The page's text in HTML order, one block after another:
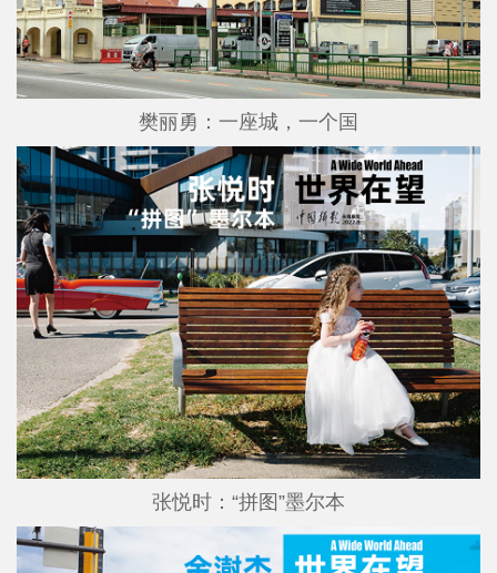
樊丽勇：一座城，一个国
张悦时：“拼图”墨尔本